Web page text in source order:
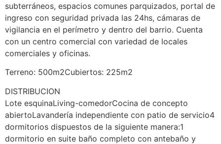
subterráneos, espacios comunes parquizados, portal de
ingreso con seguridad privada las 24hs, cámaras de
vigilancia en el perímetro y dentro del barrio. Cuenta
con un centro comercial con variedad de locales
comerciales y oficinas.
Terreno: 500m2Cubiertos: 225m2
DISTRIBUCION
Lote esquinaLiving-comedorCocina de concepto
abiertoLavandería independiente con patio de servicio4
dormitorios dispuestos de la siguiente manera:1
dormitorio en suite baño completo con antebaño y